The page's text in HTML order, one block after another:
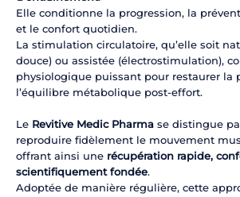
Elle conditionne la progression, la
et le confort quotidien.
La stimulation circulatoire, qu’elle soit
douce) ou assistée (électrostimulation),
physiologique puissant pour restaurer la
l’équilibre métabolique post-effort.
Le Revitive Medic Pharmase distingue
reproduire fidèlement le mouvement
offrant ainsi une récupération rapide,
scientifiquement fondée.
Adoptée de manière régulière, cette